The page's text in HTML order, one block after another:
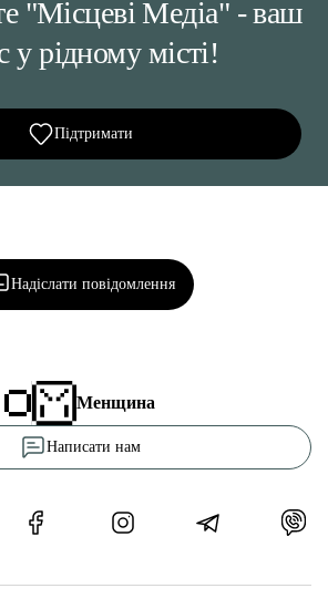
"Місцеві Медіа" - ваш
у рідному місті!
Підтримати
Надіслати повідомлення
Менщина
Написати нам